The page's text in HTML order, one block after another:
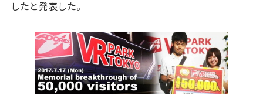
したと発表した。